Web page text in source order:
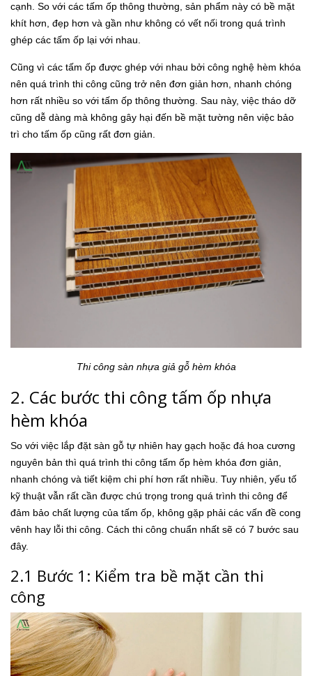
cạnh. So với các tấm ốp thông thường, sản phẩm này có bề mặt
khít hơn, đẹp hơn và gần như không có vết nối trong quá trình
ghép các tấm ốp lại với nhau.
Cũng vì các tấm ốp được ghép với nhau bởi công nghệ hèm khóa
nên quá trình thi công cũng trở nên đơn giản hơn, nhanh chóng
hơn rất nhiều so với tấm ốp thông thường. Sau này, việc tháo dỡ
cũng dễ dàng mà không gây hại đến bề mặt tường nên việc bảo
trì cho tấm ốp cũng rất đơn giản.
Thi công sàn nhựa giả gỗ hèm khóa
2. Các bước thi công tấm ốp nhựa
hèm khóa
So với việc lắp đặt sàn gỗ tự nhiên hay gạch hoặc đá hoa cương
nguyên bản thì quá trình thi công tấm ốp hèm khóa đơn giản,
nhanh chóng và tiết kiệm chi phí hơn rất nhiều. Tuy nhiên, yếu tố
kỹ thuật vẫn rất cần được chú trọng trong quá trình thi công để
đảm bảo chất lượng của tấm ốp, không gặp phải các vấn đề cong
vênh hay lỗi thi công. Cách thi công chuẩn nhất sẽ có 7 bước sau
đây.
2.1 Bước 1: Kiểm tra bề mặt cần thi
công